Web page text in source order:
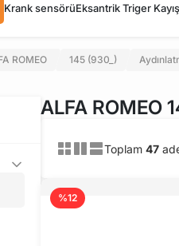
Krank sensörüEksantrik Triger
ROMEO 145 (930_)
ALFA ROMEO
Toplam 47
%12